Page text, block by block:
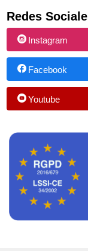
Redes
Instagram
Facebook
Youtube